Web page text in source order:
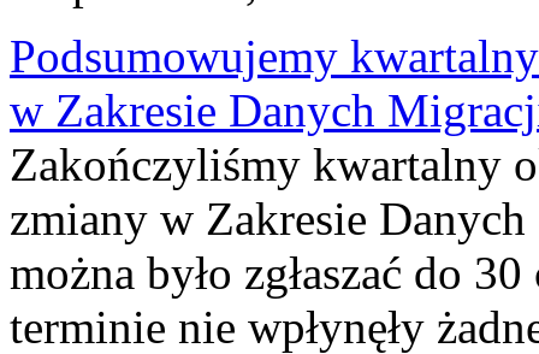
Podsumowujemy
w Zakresie Danych
Zakończyliśmy kwartalny
zmiany w Zakresie
można było zgłaszać do
terminie nie wpłynęły